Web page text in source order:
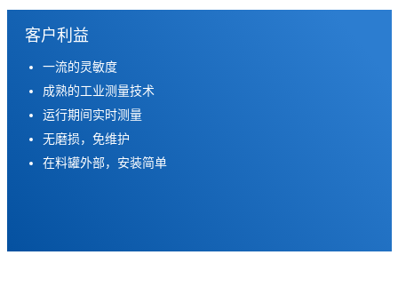
客户利益
一流的灵敏度
成熟的工业测量技术
运行期间实时测量
无磨损，免维护
在料罐外部，安装简单